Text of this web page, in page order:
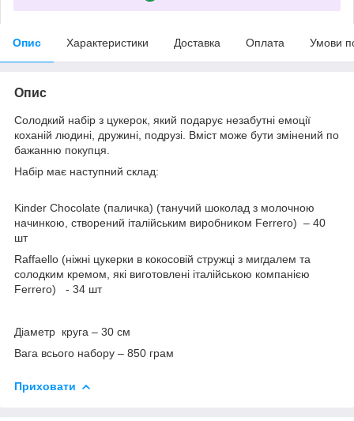
Опис Характеристики Доставка Оплата Умови
Опис
Солодкий набір з цукерок, який подарує незабутні емоції
коханій людині, дружині, подрузі. Вміст може бути змінений по
бажанню покупця.
Набір має наступний склад:
Kinder Chocolate (паличка) (танучий шоколад з молочною
начинкою, створений італійським виробником Ferrero) – 40
шт
Raffaello (ніжні цукерки в кокосовій стружці з мигдалем та
солодким кремом, які виготовлені італійською компанією
Ferrero) - 34 шт
Діаметр круга – 30 см
Вага всього набору – 850 грам
Приховати